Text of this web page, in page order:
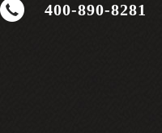
400-890-8281